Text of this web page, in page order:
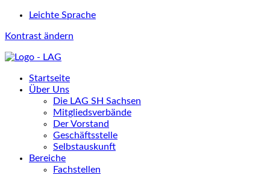
Leichte Sprache
Kontrast ändern
Startseite
Über Uns
Die LAG SH Sachsen
Mitgliedsverbände
Der Vorstand
Geschäftsstelle
Selbstauskunft
Bereiche
Fachstellen